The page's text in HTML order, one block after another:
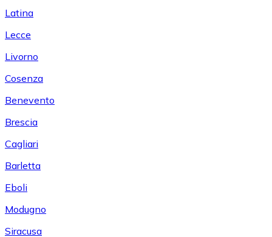
Latina
Lecce
Livorno
Cosenza
Benevento
Brescia
Cagliari
Barletta
Eboli
Modugno
Siracusa